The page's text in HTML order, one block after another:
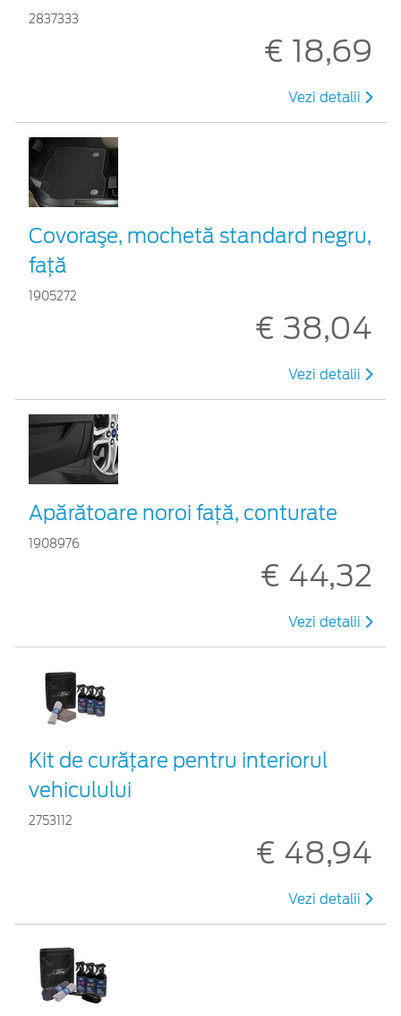
2837333
€ 18,69
Vezi detalii
Covoraşe, mochetă standard negru,
față
1905272
€ 38,04
Vezi detalii
Apărătoare noroi față, conturate
1908976
€ 44,32
Vezi detalii
Kit de curățare pentru interiorul
vehiculului
2753112
€ 48,94
Vezi detalii